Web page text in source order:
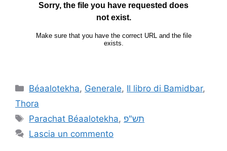
Béaalotekha, Generale, Il libro di Bamidbar,
Thora
Parachat Béaalotekha, תש"פ
Lascia un commento